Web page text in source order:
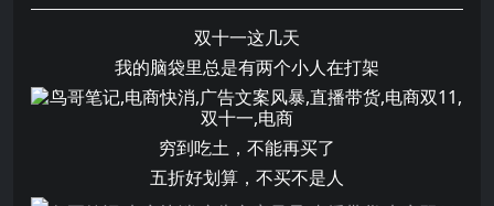
双十一这几天
我的脑袋里总是有两个小人在打架
穷到吃土，不能再买了
五折好划算，不买不是人